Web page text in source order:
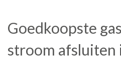
Goedkoopste
stroom afsluiten